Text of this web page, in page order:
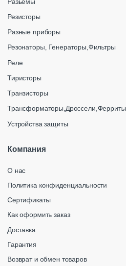
Резисторы
Разные приборы
Резонаторы, Генераторы,Фильтры
Реле
Тиристоры
Транзисторы
Трансформаторы,Дроссели,Ферриты
Устройства защиты
Компания
О нас
Политика конфиденциальности
Сертификаты
Как оформить заказ
Доставка
Гарантия
Возврат и обмен товаров